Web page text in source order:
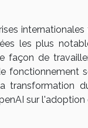
les plus
façon de
fonctionnement
sur l'adoption